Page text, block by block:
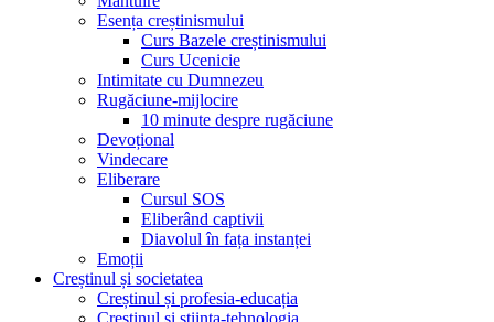
Esența creștinismului
Curs Bazele creștinismului
Curs Ucenicie
Intimitate cu Dumnezeu
Rugăciune-mijlocire
10 minute despre rugăciune
Devoțional
Vindecare
Eliberare
Cursul SOS
Eliberând captivii
Diavolul în fața instanței
Emoții
Creștinul și societatea
Creștinul și profesia-educația
Creștinul și știința-tehnologia